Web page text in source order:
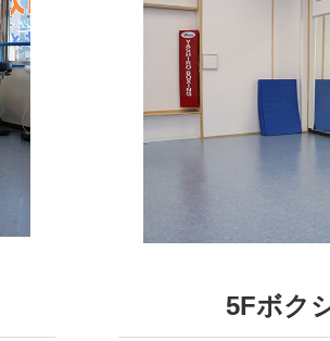
5Fボク